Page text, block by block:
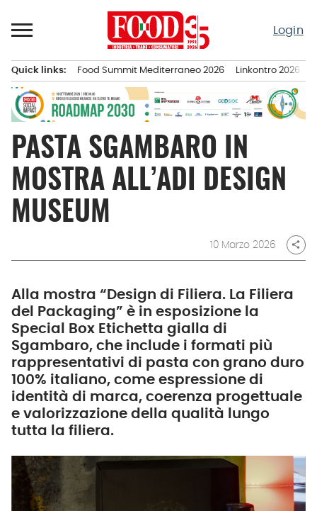
al
Login
principale
Quick links: Food Summit Mediterraneo 2026 Linkontro 2026
PASTA SGAMBARO IN
MOSTRA ALL’ADI DESIGN
MUSEUM
10 Marzo 2026 share
Alla mostra “Design di Filiera. La Filiera
del Packaging” è in esposizione la
Special Box Etichetta gialla di
Sgambaro, che include i formati più
rappresentativi di pasta con grano duro
100% italiano, come espressione di
identità di marca, coerenza progettuale
e valorizzazione della qualità lungo
tutta la filiera.